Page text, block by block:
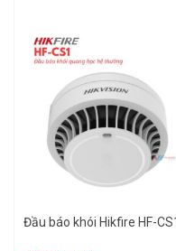
Đầu báo khói Hikfire HF-